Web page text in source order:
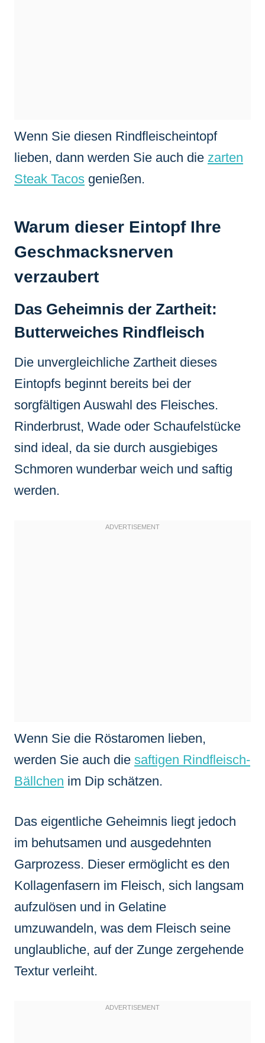
Wenn Sie diesen Rindfleischeintopf
lieben, dann werden Sie auch die zarten
Steak Tacos genießen.
Warum dieser Eintopf Ihre
Geschmacksnerven
verzaubert
Das Geheimnis der Zartheit:
Butterweiches Rindfleisch
Die unvergleichliche Zartheit dieses
Eintopfs beginnt bereits bei der
sorgfältigen Auswahl des Fleisches.
Rinderbrust, Wade oder Schaufelstücke
sind ideal, da sie durch ausgiebiges
Schmoren wunderbar weich und saftig
werden.
Wenn Sie die Röstaromen lieben,
werden Sie auch die saftigen Rindfleisch-
Bällchen im Dip schätzen.
Das eigentliche Geheimnis liegt jedoch
im behutsamen und ausgedehnten
Garprozess. Dieser ermöglicht es den
Kollagenfasern im Fleisch, sich langsam
aufzulösen und in Gelatine
umzuwandeln, was dem Fleisch seine
unglaubliche, auf der Zunge zergehende
Textur verleiht.